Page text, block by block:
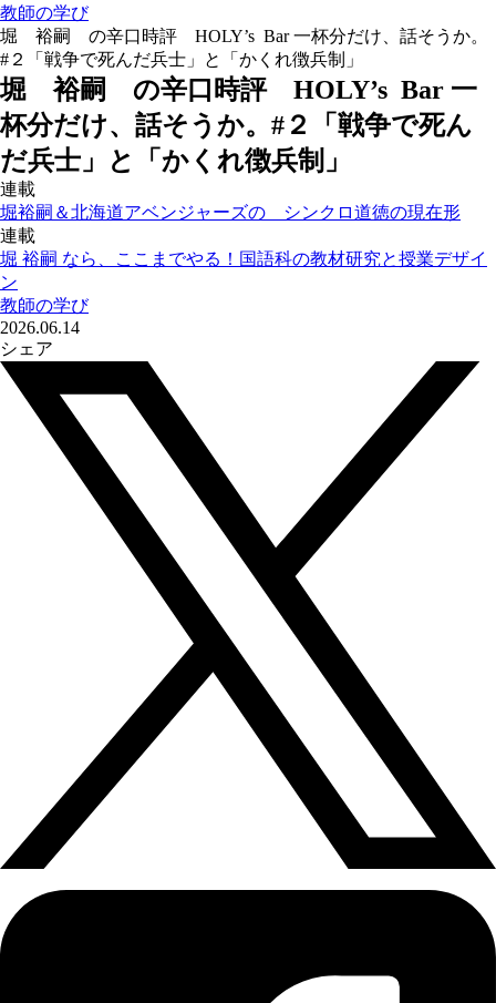
教師の学び
堀 裕嗣 の辛口時評 HOLY’s Bar 一杯分だけ、話そうか。
#２「戦争で死んだ兵士」と「かくれ徴兵制」
堀 裕嗣 の辛口時評 HOLY’s Bar 一
杯分だけ、話そうか。#２「戦争で死ん
だ兵士」と「かくれ徴兵制」
連載
堀裕嗣＆北海道アベンジャーズの シンクロ道徳の現在形
連載
堀 裕嗣 なら、ここまでやる！国語科の教材研究と授業デザイ
ン
教師の学び
2026.06.14
シェア